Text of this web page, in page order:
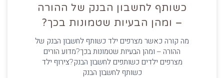
כשותף לחשבון הבנק של ההורה
– ומהן הבעיות שטמונות בכך?
מה קורה כאשר מצרפים ילד כשותף לחשבון הבנק של
ההורה – ומהן הבעיות שטמונות בכך?מדוע הורים
מצרפים ילדים כשותפים לחשבון הבנק?צירוף ילד
כשותף לחשבון הבנק